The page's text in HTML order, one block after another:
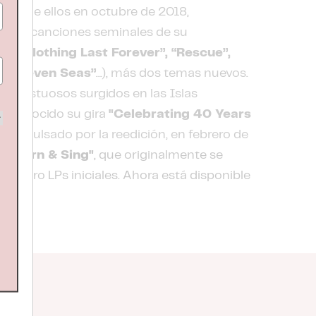
de ellos en octubre de 2018,
canciones seminales de su
“Nothing Last Forever”, “Rescue”,
“Seven Seas”...), más dos temas nuevos.
surgidos en las Islas
su gira "Celebrating 40 Years
propulsado por la reedición, en febrero de
Learn & Sing", que originalmente se
LPs iniciales. Ahora está disponible